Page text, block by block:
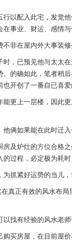
以配入此宅，发觉
事业、财运、感情
菲在屋内外大事装
，已预见他与太太
的确如此，笔者稍
开创了一番自已喜爱
更上一层楼，因此
俩如果能在此时迁
及炉灶的方位合格
过程，必定极为耗
抓紧好运势的当儿
真正有效的风水布
找有经验的风水老
买房屋，在目前屋